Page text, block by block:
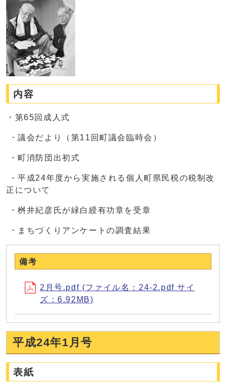
内容
・第65回成人式
・議会だより（第11回町議会臨時会）
・町消防団出初式
・平成24年度から実施される個人町県民税の税制改
正について
・桝井紀彦氏が緑白綬有功章を受章
・まちづくりアンケートの調査結果
備考
2月号.pdf (ファイル名：24-2.pdf サイ
ズ：6.92MB)
平成24年1月号
表紙